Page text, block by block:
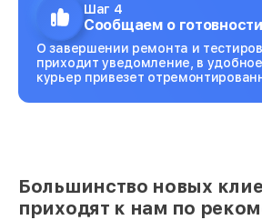
Шаг 4
Сообщаем о готовности
О завершении ремонта и
приходит уведомление, в
курьер привезет
Большинство новых
приходят к нам по